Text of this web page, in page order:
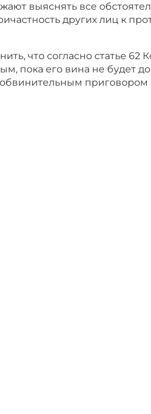
выяснять все
других лиц к
что согласно статье 62
пока его вина не будет
приговором